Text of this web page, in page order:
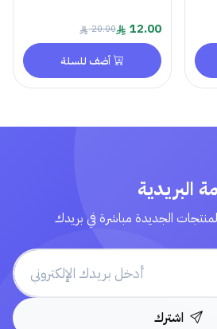
12.00
20.00
أضف للسلة
البريدية
الجديدة مباشرة في بريدك
اشترك